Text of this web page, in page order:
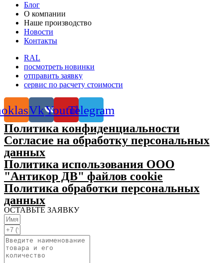
Блог
О компании
Наше производство
Новости
Контакты
RAL
посмотреть новинки
отправить заявку
сервис по расчету стоимости
VkYoutubeTelegram
Политика конфиденциальности
Согласие на обработку персональных
данных
Политика использования ООО
"Антикор ДВ" файлов cookie
Политика обработки персональных
данных
ОСТАВЬТЕ ЗАЯВКУ